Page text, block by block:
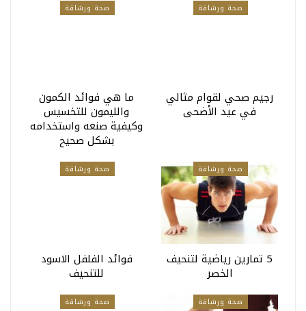
صحة ورشاقة
رجيم صحي لقوام مثالي
في عيد الأضحى
صحة ورشاقة
ما هي فوائد الكمون
والليمون للتخسيس
وكيفية صنعه واستخدامه
بشكل صحيح
صحة ورشاقة
5 تمارين رياضية لتنحيف
الخصر
صحة ورشاقة
فوائد الفلفل الاسود
للتنحيف
صحة ورشاقة صحة ورشاقة